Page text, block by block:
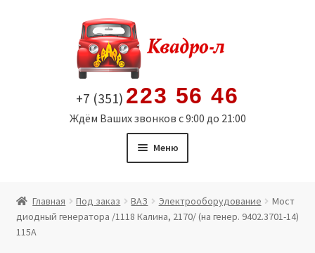
содержимому
+7 (351) 223 56 46
Ждём Ваших звонков с 9:00 до 21:00
Меню
Витрина
Главная Под заказ ВАЗ Электрооборудование
Мост
диодный генератора /1118 Калина, 2170/ (на генер. 9402.3701-14)
115А